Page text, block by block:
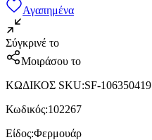
Αγαπημένα
Σύγκρινέ το
Μοιράσου το
ΚΩΔΙΚΟΣ SKU:SF-106350419
Κωδικός:102267
Είδος:Φερμουάρ